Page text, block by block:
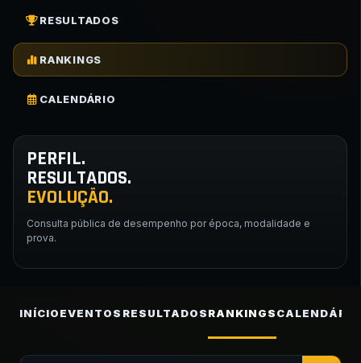
RESULTADOS
RANKINGS
CALENDÁRIO
PERFIL.
RESULTADOS.
EVOLUÇÃO.
Consulta pública de desempenho por época, modalidade e
prova.
INÍCIOEVENTOS RESULTADOSRANKINGSCALENDÁRIO